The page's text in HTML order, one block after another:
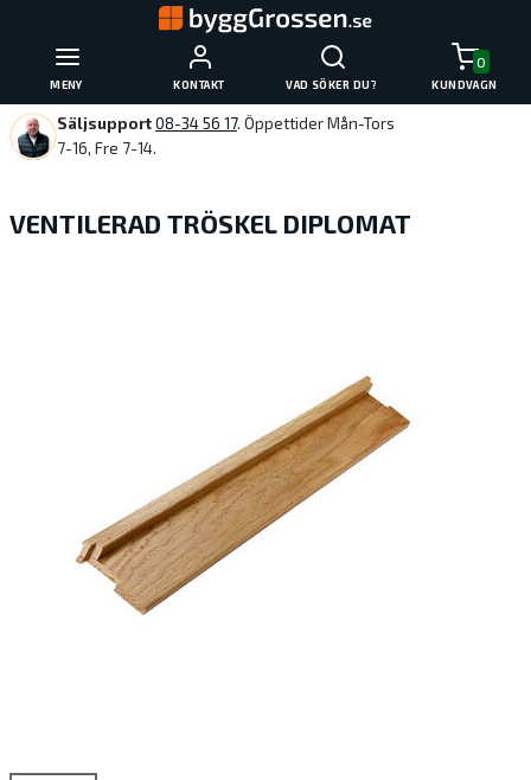
MENY KONTAKT VAD SÖKER DU?
0
KUNDVAGN
Säljsupport08-34 56 17. Öppettider Mån-Tors
7-16, Fre 7-14.
VENTILERAD TRÖSKEL DIPLOMAT